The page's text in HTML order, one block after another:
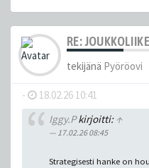
RE:
tekijänä Pyöröovi
- 18.02.26 10:41
Iggy.Pkirjoitti: ↑
17.02.26 08:45
Strategisesti hanke on